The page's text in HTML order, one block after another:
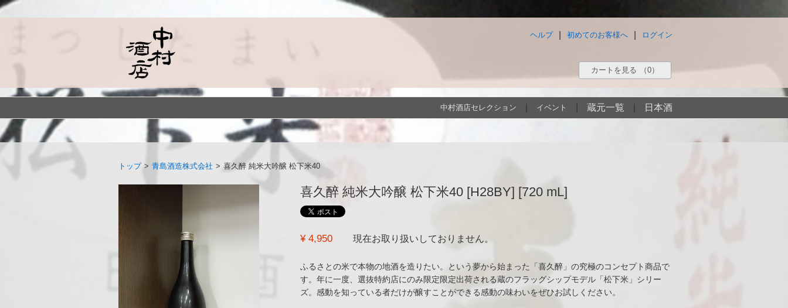
ログイン
初めてのお客様へ
ヘルプ
カートを見る （0）
中村酒店セレクション イベント 蔵元一覧 日本酒
トップ > 青島酒造株式会社 > 喜久醉 純米大吟醸 松下米40
喜久醉 純米大吟醸 松下米40 [H28BY] [720 mL]
¥ 4,950 現在お取り扱いしておりません。
ふるさとの米で本物の地酒を造りたい。という夢から始まった「喜久醉」の究極のコンセプト商品で
す。年に一度、選抜特約店にのみ限定限定出荷される蔵のフラッグシップモデル「松下米」シリー
ズ。感動を知っている者だけが醸すことができる感動の味わいをぜひお試しください。